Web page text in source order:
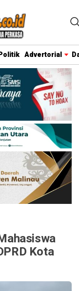
Advertorial
Kota